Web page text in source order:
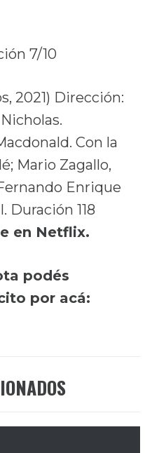
7/10
2021) Dirección:
Con la
Mario Zagallo,
Enrique
Duración 118
en Netflix.
podés
por acá: